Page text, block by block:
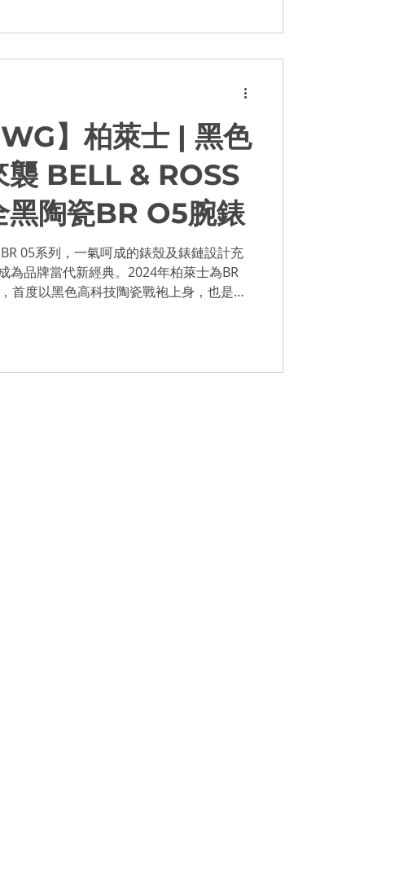
】柏萊士 | 黑色
襲 BELL & ROSS
黑陶瓷BR O5腕錶
05系列，一氣呵成的錶殼及錶鏈設計充
為品牌當代新經典。2024年柏萊士為BR
首度以黑色高科技陶瓷戰袍上身，也是首